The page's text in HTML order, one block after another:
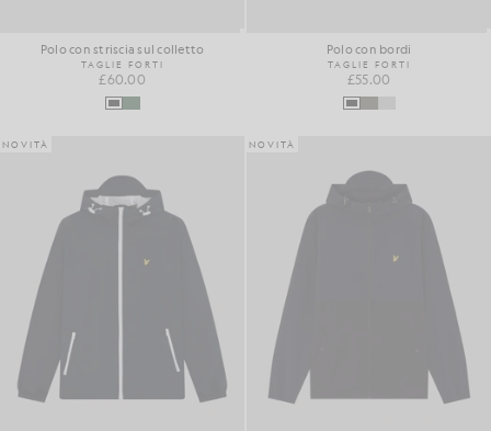
Polo con striscia sul colletto
TAGLIE FORTI
£60.00
Polo con bordi
TAGLIE FORTI
£55.00
NOVITÀ NOVITÀ